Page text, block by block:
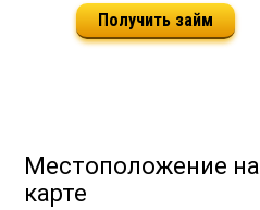
Получить займ
Местоположение на
карте